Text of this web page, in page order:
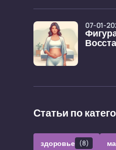
07-01-
Статьи по
здоровье (8)